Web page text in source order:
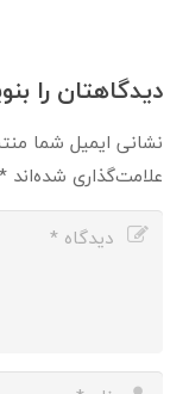
دیدگاهتان را
نشانی ایمیل شما
علامت‌گذاری شده‌اند*